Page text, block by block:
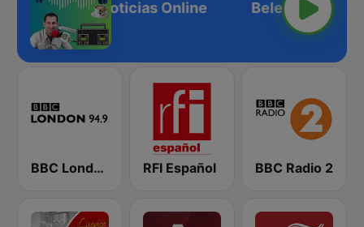
Belencita Noticias Online
BBC London RFI Español BBC Radio 2